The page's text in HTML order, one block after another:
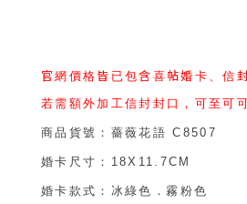
官網價格皆已包含喜帖婚卡、信
若需額外加工信封封口，可至可
商品貨號： 薔薇花語C8507
婚卡尺寸： 18X11.7CM
婚卡款式：冰綠色 ．霧粉色